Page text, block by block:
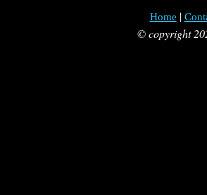
Home |
© copyright